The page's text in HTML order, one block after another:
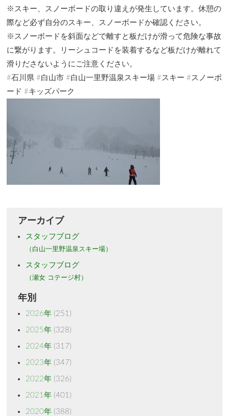
※スキー、スノーボードの取り違えが発生しています。休憩の
際など必ず自分のスキー、スノーボードか確認ください。
※スノーボードを斜面などで離すと板だけが滑って危険な事故
に繋がります。リーシュコードを装着するなど板だけが離れて
滑りださないようにご注意ください。
#石川県 #白山市 #白山一里野温泉スキー場 #スキー #スノーボ
ード #キッズパーク
アーカイブ
スタッフブログ
（白山一里野温泉スキー場）
スタッフブログ
（瀬女 コテージ村）
年別
2026年(251)
2025年(328)
2024年(317)
2023年(347)
2022年(326)
2021年(401)
2020年(388)